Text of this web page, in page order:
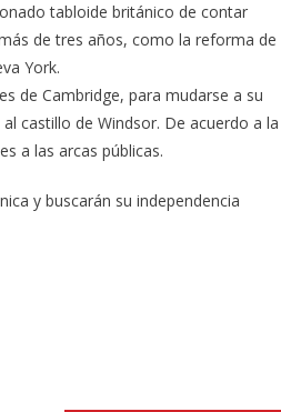
tabloide británico de contar
de tres años, como la reforma de
York.
de Cambridge, para mudarse a su
castillo de Windsor. De acuerdo a la
a las arcas públicas.
y buscarán su independencia